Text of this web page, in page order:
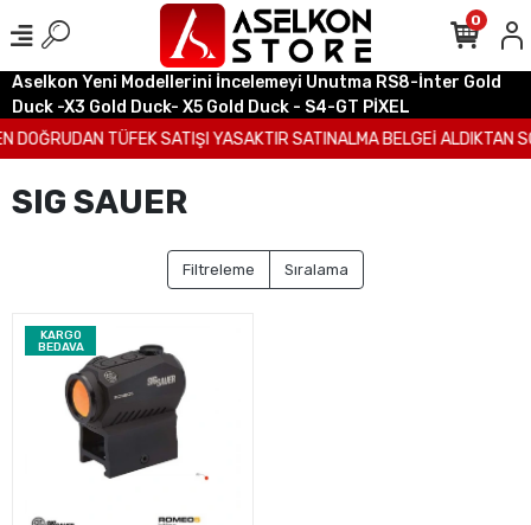
Aselkon Yeni Modellerini İncelemeyi Unutma RS8-İnter Gold
Duck -X3 Gold Duck- X5 Gold Duck - S4-GT PİXEL
DOĞRUDAN TÜFEK SATIŞI YASAKTIR SATINALMA BELGEİ ALDIKTAN
0
SIG SAUER
Filtreleme Sıralama
KARGO
BEDAVA